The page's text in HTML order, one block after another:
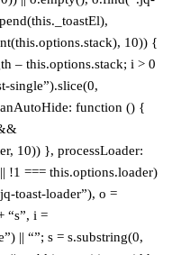
10)) {
– this.options.stack; i > 0
single”).slice(0,
function () {
10)) }, processLoader:
=== this.options.loader)
toast-loader”), o =
“s”, i =
|| “”; s = s.substring(0,